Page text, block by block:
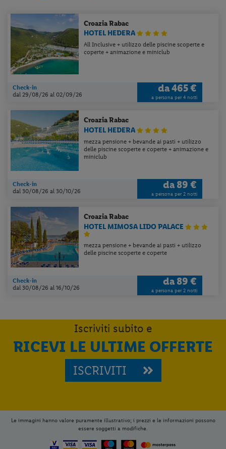
CroaziaRabac
HOTEL HEDERA
All Inclusive + utilizzo delle piscine scoperte e
coperte + animazione e miniclub
Check-in
dal 29/08/26al 02/09/26
da465 €
a persona per 4 notti
CroaziaRabac
HOTEL HEDERA
mezza pensione + bevande ai pasti + utilizzo
delle piscine scoperte e coperte + animazione e
miniclub
Check-in
dal 30/08/26al 30/10/26
da89 €
a persona per 2 notti
CroaziaRabac
HOTEL MIMOSA LIDO PALACE
mezza pensione + bevande ai pasti + utilizzo
delle piscine scoperte e coperte
Check-in
dal 30/08/26al 16/10/26
da89 €
a persona per 2 notti
Iscriviti subito e
RICEVI LE ULTIME OFFERTE
ISCRIVITI
Le immagini hanno valore puramente illustrativo; i prezzi e le informazioni possono
essere soggetti a modifiche.
Per aggiungereLidl Viaggialla tua
Home, apri il menu opzioni evidenziato
applicazione